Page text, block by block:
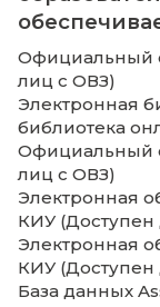
оценки
Общее